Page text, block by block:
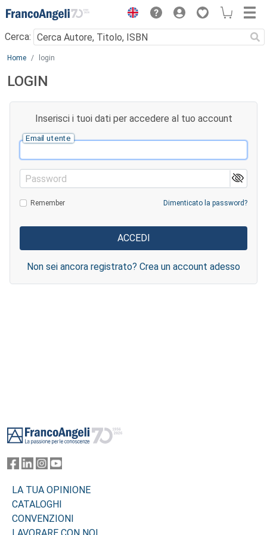
Menu
Cerca:
Main content
Home login
LOGIN
Inserisci i tuoi dati per accedere al tuo account
Email utente
Password
Remember Dimenticato la password?
Non sei ancora registrato? Crea un account adesso
LA TUA OPINIONE
CATALOGHI
CONVENZIONI